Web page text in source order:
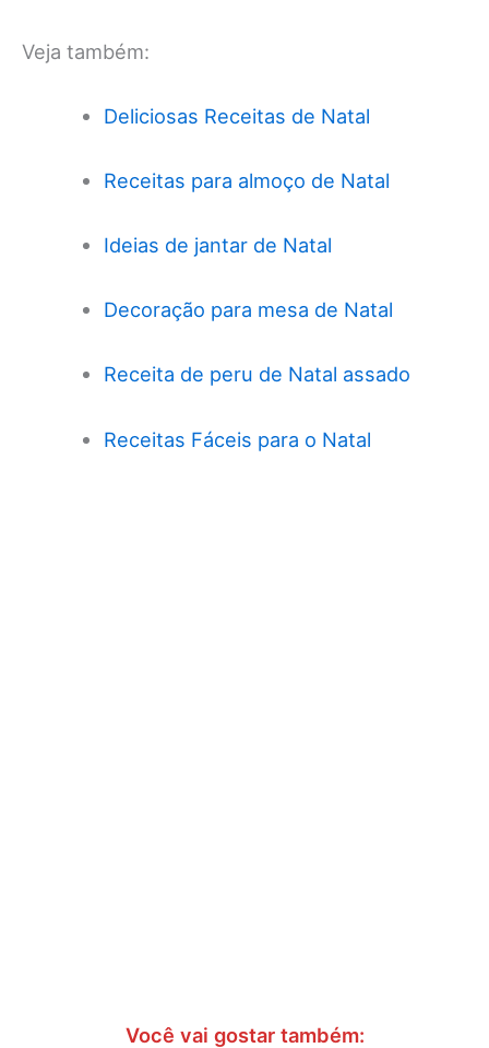
Veja também:
Deliciosas Receitas de Natal
Receitas para almoço de Natal
Ideias de jantar de Natal
Decoração para mesa de Natal
Receita de peru de Natal assado
Receitas Fáceis para o Natal
Você vai gostar também: